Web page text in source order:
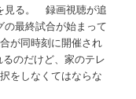
見る。 録画視聴が追
最終試合が始まって
が同時刻に開催され
のだけど、家のテレ
をしなくてはならな